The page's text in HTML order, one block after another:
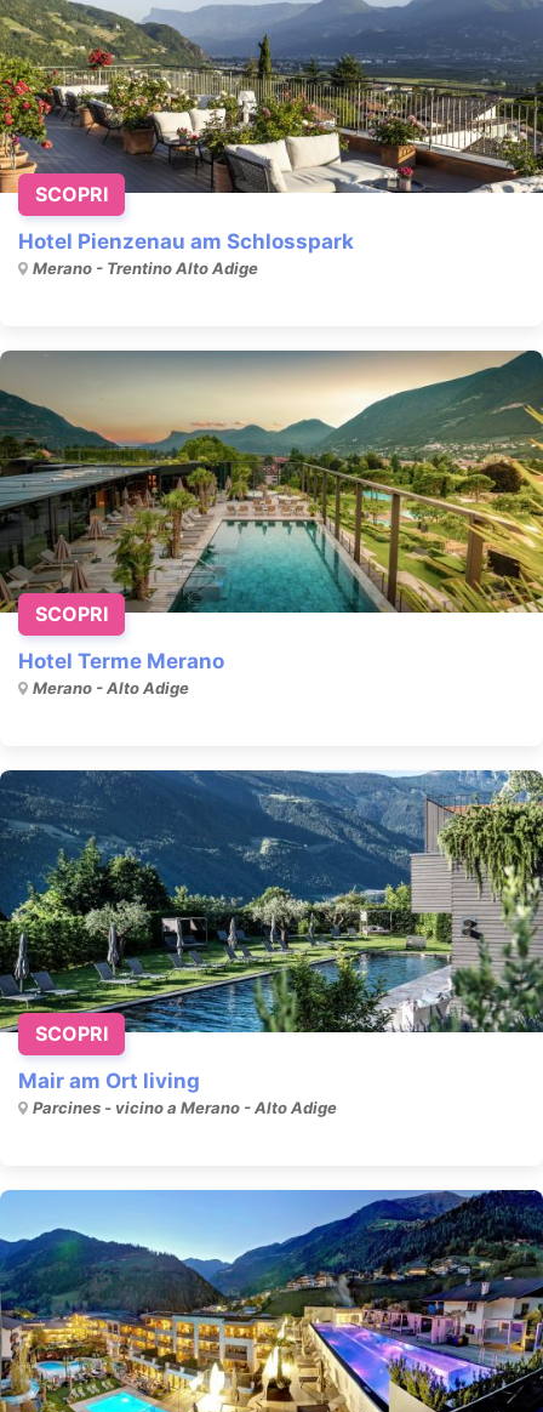
Hotel Pienzenau am Schlosspark
Merano - Trentino Alto Adige
SCOPRI
Hotel Terme Merano
Merano - Alto Adige
SCOPRI
Mair am Ort living
Parcines - vicino a Merano - Alto Adige
SCOPRI